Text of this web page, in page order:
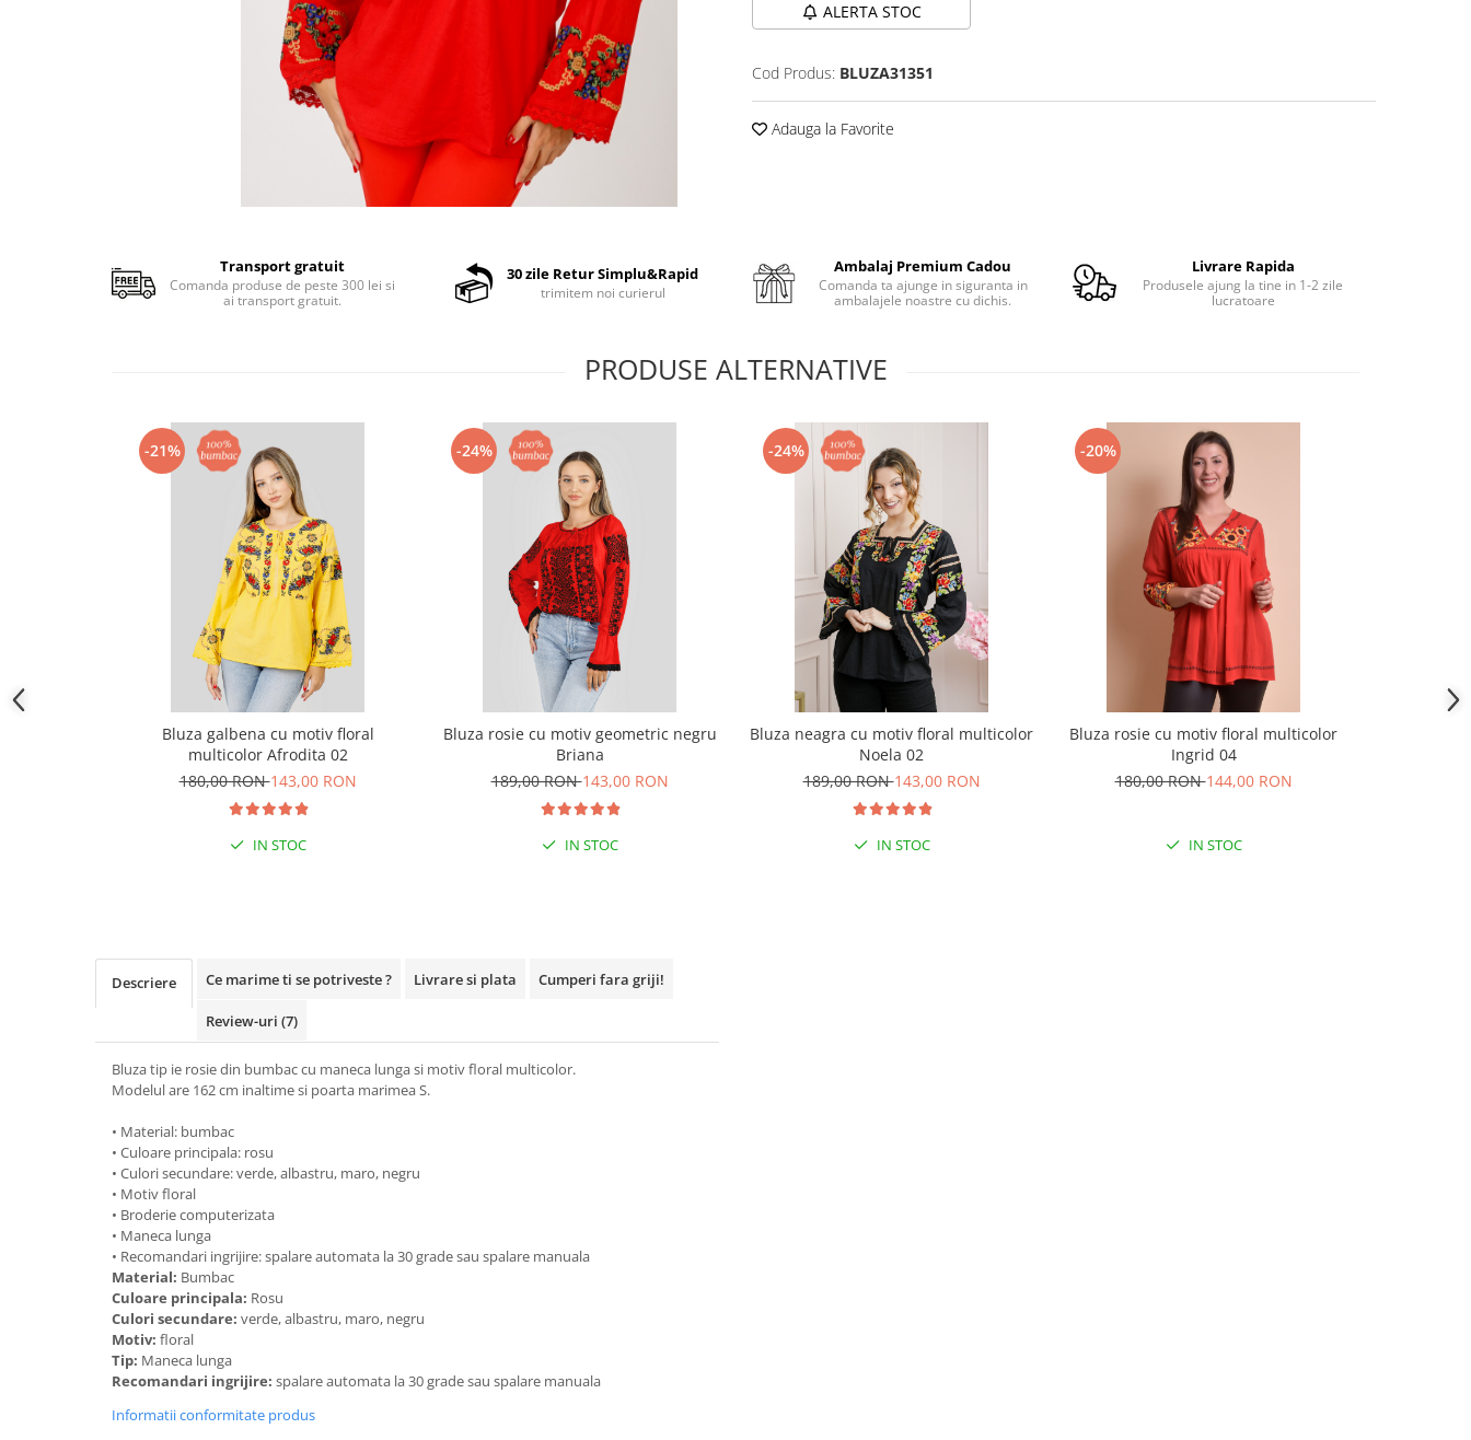
ALERTA STOC
Cod Produs: BLUZA31351
Adauga la Favorite
Transport gratuit
Comanda produse de peste 300 lei si
ai transport gratuit.
30 zile Retur Simplu&Rapid
trimitem noi curierul
Ambalaj Premium Cadou
Comanda ta ajunge in siguranta in
ambalajele noastre cu dichis.
Livrare Rapida
Produsele ajung la tine in 1-2 zile
lucratoare
PRODUSE ALTERNATIVE
-21%
Bluza galbena cu motiv floral
multicolor Afrodita 02
180,00 RON143,00 RON
IN STOC
-24%
Bluza rosie cu motiv geometric negru
Briana
189,00 RON143,00 RON
IN STOC
-24%
Bluza neagra cu motiv floral multicolor
Noela 02
189,00 RON143,00 RON
IN STOC
-20%
Bluza rosie cu motiv floral multicolor
Ingrid 04
180,00 RON144,00 RON
IN STOC
Descriere Ce marime ti se potriveste ? Livrare si plata Cumperi fara griji!
Review-uri (7)
Bluza tip ie rosie din bumbac cu maneca lunga si motiv floral multicolor.
Modelul are 162 cm inaltime si poarta marimea S.
• Material: bumbac
• Culoare principala: rosu
• Culori secundare: verde, albastru, maro, negru
• Motiv floral
• Broderie computerizata
• Maneca lunga
• Recomandari ingrijire: spalare automata la 30 grade sau spalare manuala
Material: Bumbac
Culoare principala: Rosu
Culori secundare: verde, albastru, maro, negru
Motiv: floral
Tip: Maneca lunga
Recomandari ingrijire: spalare automata la 30 grade sau spalare manuala
Informatii conformitate produs